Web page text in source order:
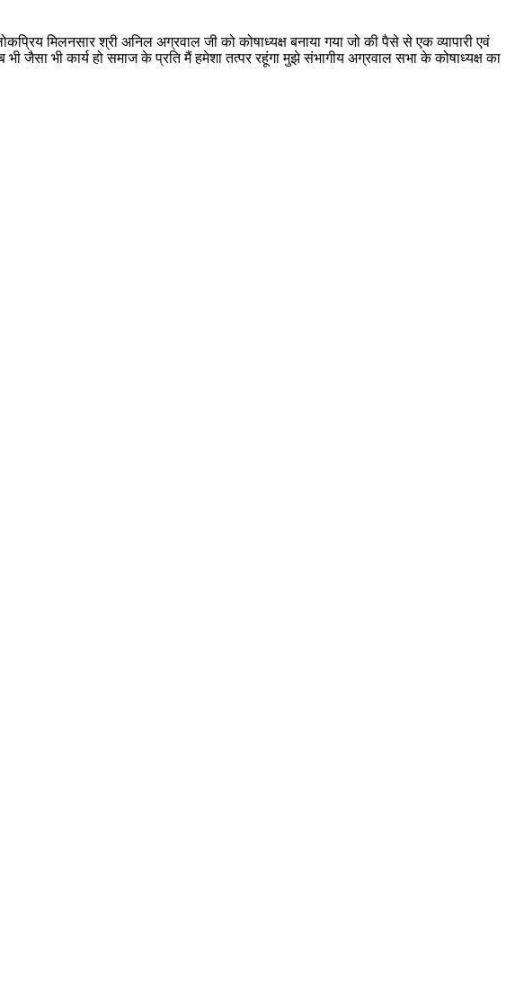
मिलनसार श्री अनिल अग्रवाल जी को कोषाध्यक्ष बनाया गया जो की पैसे से एक व्यापारी एवं
जैसा भी कार्य हो समाज के प्रति मैं हमेशा तत्पर रहूंगा मुझे संभागीय अग्रवाल सभा के कोषाध्यक्ष का